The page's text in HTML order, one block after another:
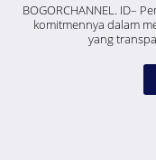
BOGORCHANNEL. ID–
komitmennya dalam
yang